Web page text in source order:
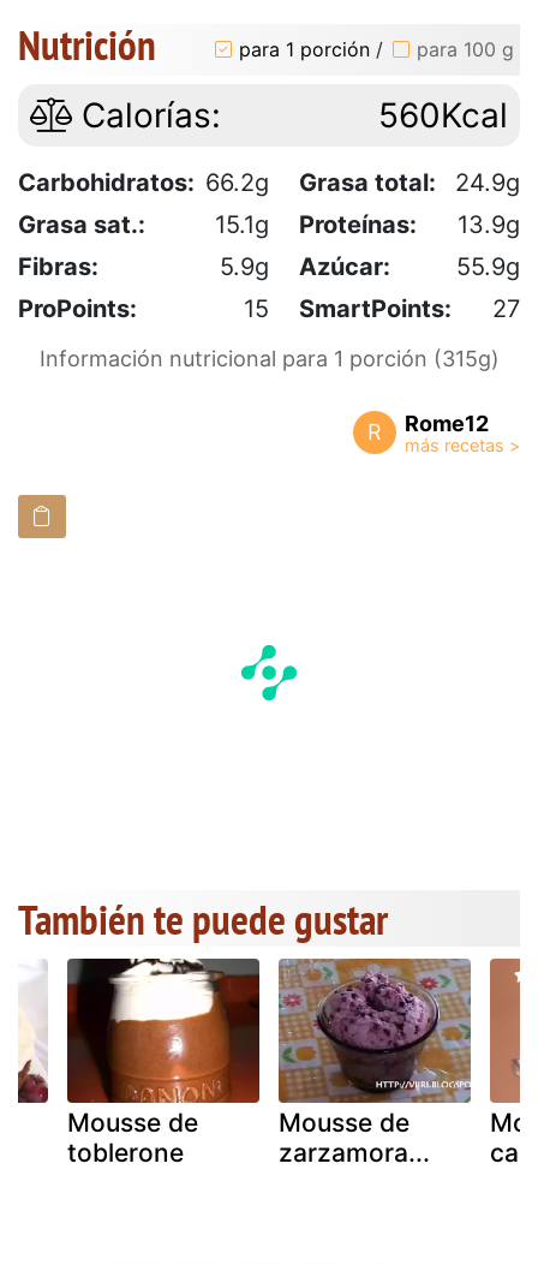
Nutrición para 1 porción / para 100 g
Calorías: 560Kcal
Carbohidratos: 66.2g Grasa total:
24.9g
Grasa sat.:
15.1g Proteínas:
13.9g
Fibras:
5.9g Azúcar:
55.9g
ProPoints:
15 SmartPoints: 27
Información nutricional para 1 porción (315g)
R Rome12
También te puede gustar
Mousse de
toblerone
Mousse de
zarzamora...